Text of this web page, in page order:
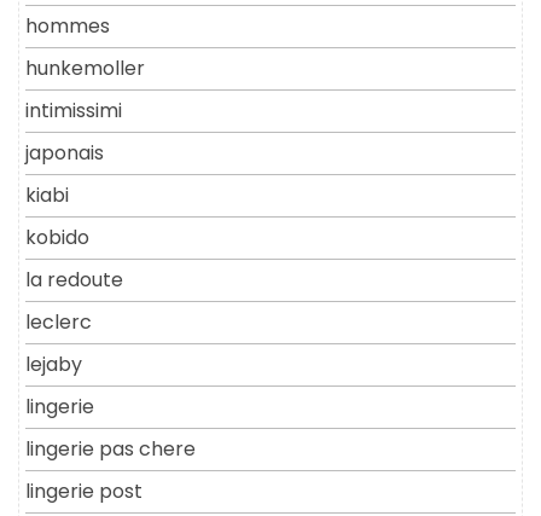
hommes
hunkemoller
intimissimi
japonais
kiabi
kobido
la redoute
leclerc
lejaby
lingerie
lingerie pas chere
lingerie post